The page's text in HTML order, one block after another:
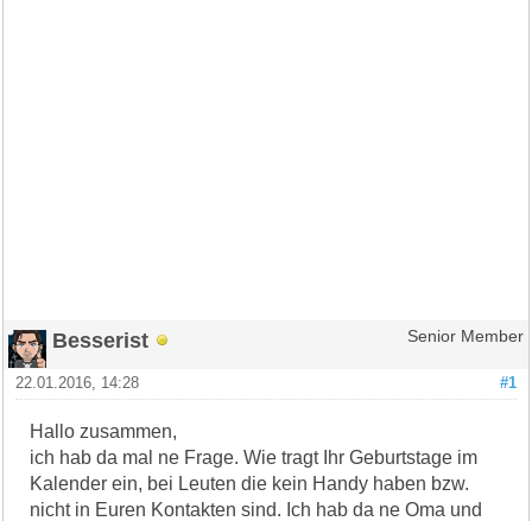
Besserist Senior Member
#1
22.01.2016, 14:28
Hallo zusammen,
ich hab da mal ne Frage. Wie tragt Ihr Geburtstage im
Kalender ein, bei Leuten die kein Handy haben bzw.
nicht in Euren Kontakten sind. Ich hab da ne Oma und